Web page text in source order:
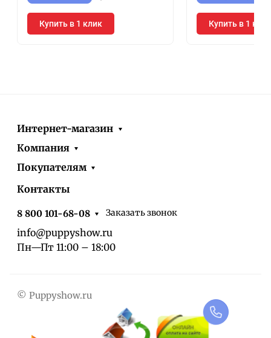
Купить в 1 клик Купить в 1 клик
Интернет-магазин
Компания
Покупателям
Контакты
8 800 101-68-08 Заказать звонок
info@puppyshow.ru
Пн—Пт 11:00 – 18:00
© Puppyshow.ru